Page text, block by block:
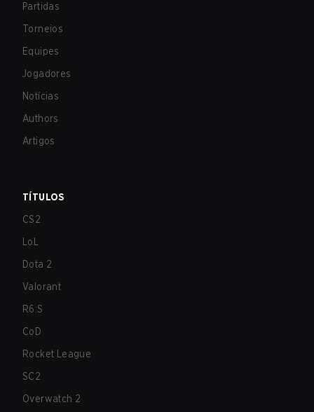
Partidas
Torneios
Equipes
Jogadores
Notícias
Authors
Artigos
TÍTULOS
CS2
LoL
Dota 2
Valorant
R6:S
CoD
Rocket League
SC2
Overwatch 2